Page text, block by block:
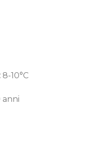
8-10°C
anni